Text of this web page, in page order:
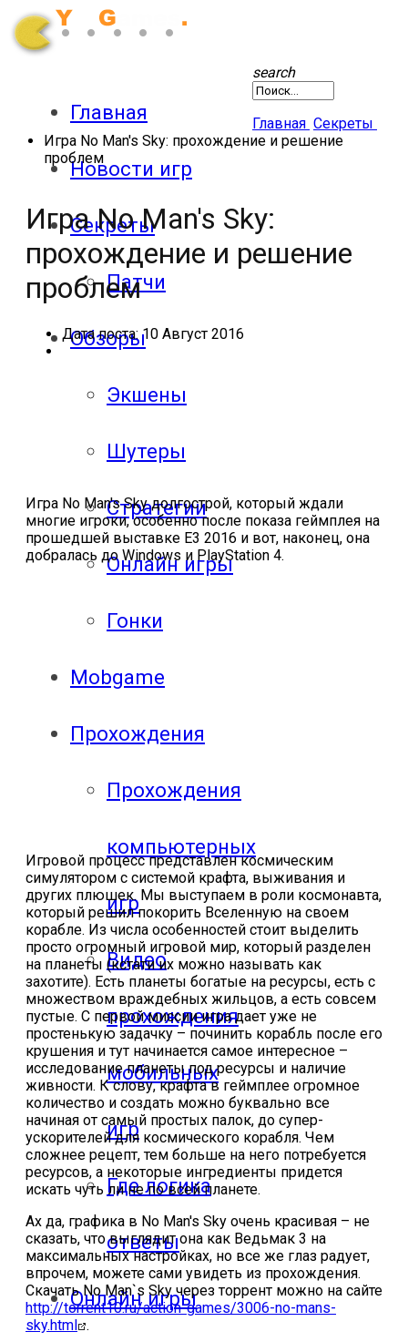
Главная
Новости игр
Секреты
Патчи
Обзоры
Экшены
Шутеры
Стратегии
Онлайн игры
Гонки
Mobgame
Прохождения
Прохождения
компьютерных
игр
Видео
прохождения
мобильных
игр
Где логика
ответы
Онлайн игры
search
Главная Секреты
Игра No Man's Sky: прохождение и решение
проблем
Игра No Man's Sky:
прохождение и решение
проблем
Дата поста: 10 Август 2016
Игра No Man's Sky долгострой, который ждали
многие игроки, особенно после показа геймплея на
прошедшей выставке Е3 2016 и вот, наконец, она
добралась до Windows и PlayStation 4.
Игровой процесс представлен космическим
симулятором с системой крафта, выживания и
других плюшек. Мы выступаем в роли космонавта,
который решил покорить Вселенную на своем
корабле. Из числа особенностей стоит выделить
просто огромный игровой мир, который разделен
на планеты (кстати их можно называть как
захотите). Есть планеты богатые на ресурсы, есть с
множеством враждебных жильцов, а есть совсем
пустые. С первой миссии игра дает уже не
простенькую задачку – починить корабль после его
крушения и тут начинается самое интересное –
исследование планеты под ресурсы и наличие
живности. К слову, крафта в геймплее огромное
количество и создать можно буквально все
начиная от самый простых палок, до супер-
ускорителей для космического корабля. Чем
сложнее рецепт, тем больше на него потребуется
ресурсов, а некоторые ингредиенты придется
искать чуть ли не по всей планете.
Ах да, графика в No Man's Sky очень красивая – не
сказать, что выглядит она как Ведьмак 3 на
максимальных настройках, но все же глаз радует,
впрочем, можете сами увидеть из прохождения.
Скачать No Man`s Sky через торрент можно на сайте
http://torrent10.ru/action-games/3006-no-mans-
sky.html .